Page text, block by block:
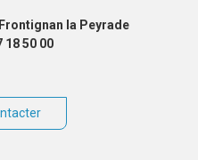
la Peyrade
18 50 00